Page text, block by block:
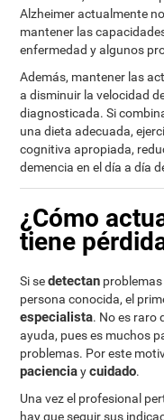
Alzheimer actualmente
mantener las
enfermedad y algunos
Además, mantener las
a disminuir la velocidad
diagnosticada. Si
una dieta adecuada,
cognitiva apropiada,
demencia en el día a día
¿Cómo
tiene
Si sedetectan
persona conocida, el
especialista. No es raro
ayuda, pues es muchos
problemas. Por este
pacienciaycuidado.
Una vez el profesional
hay que seguir sus